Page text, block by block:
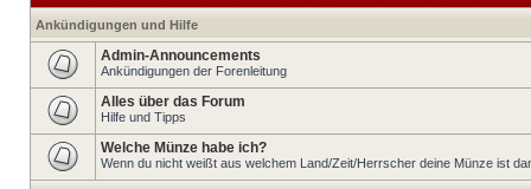
Ankündigungen und Hilfe
Admin-Announcements
Ankündigungen der Forenleitung
Alles über das Forum
Hilfe und Tipps
Welche Münze habe ich?
Wenn du nicht weißt aus welchem Land/Zeit/Herrscher deine Münze ist